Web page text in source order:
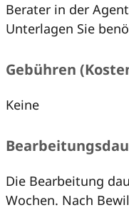
Berater in der
Unterlagen Sie
Gebühren
Keine
Die Bearbeitung
Wochen. Nach